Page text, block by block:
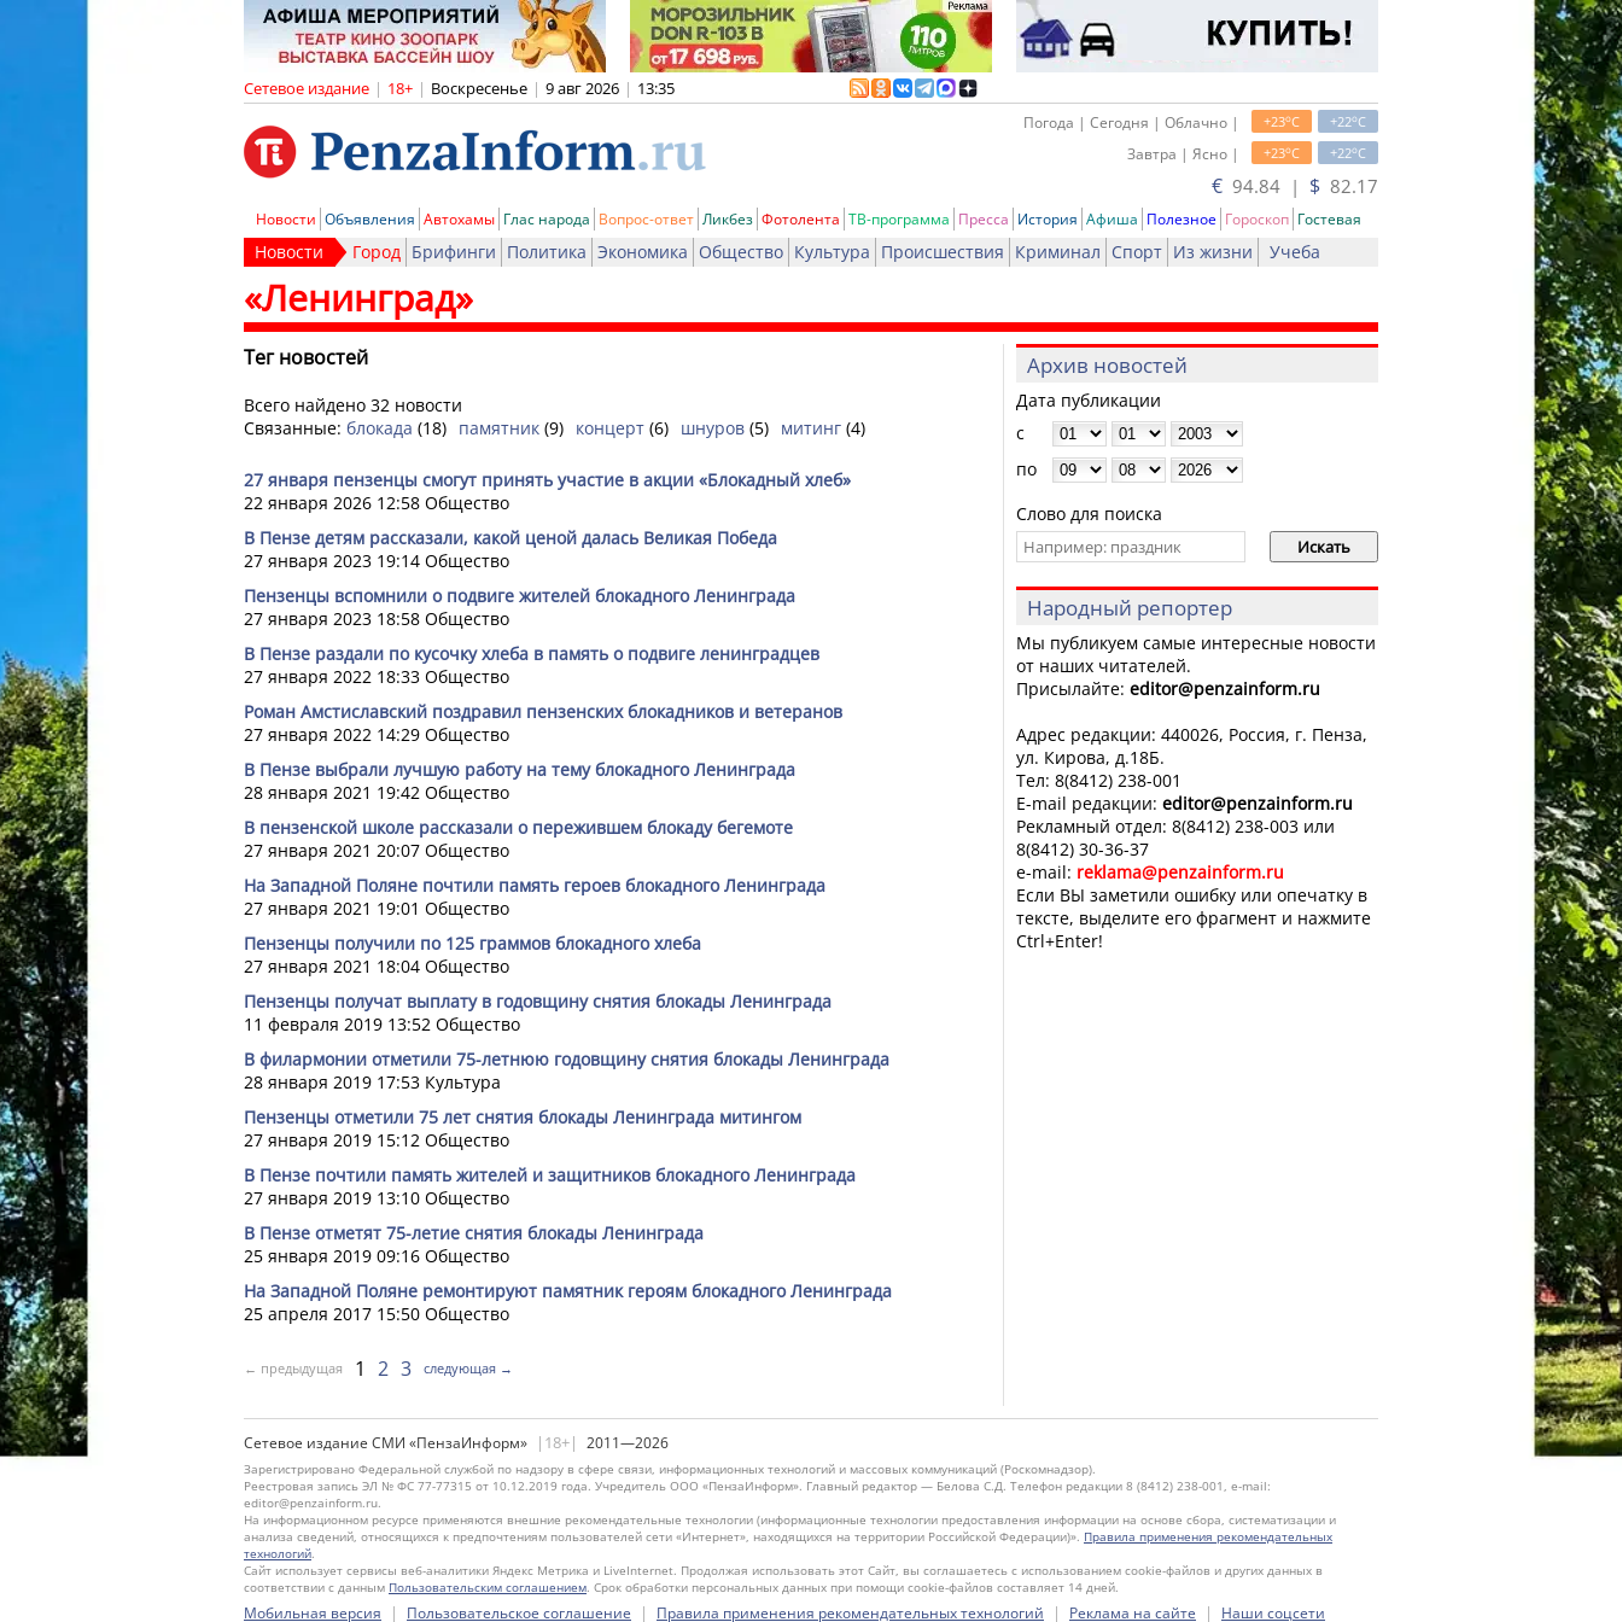
Сетевое издание | 18+ | Воскресенье | 9 авг 2026 | 13:35
+22oC
+23oC
Погода | Сегодня | Облачно |
+22oC
+23oC
Завтра | Ясно |
€ 94.84 | $ 82.17
Новости Объявления Автохамы Глас народа Вопрос-ответ Ликбез Фотолента ТВ-программа Пресса История Афиша Полезное Гороскоп Гостевая
Новости Город Брифинги Политика Экономика Общество Культура Происшествия Криминал Спорт Из жизни Учеба
«Ленинград»
Тег новостей
Всего найдено 32 новости
Связанные: блокада (18) памятник (9) концерт (6) шнуров (5) митинг (4)
27 января пензенцы смогут принять участие в акции «Блокадный хлеб»
22 января 2026 12:58 Общество
В Пензе детям рассказали, какой ценой далась Великая Победа
27 января 2023 19:14 Общество
Пензенцы вспомнили о подвиге жителей блокадного Ленинграда
27 января 2023 18:58 Общество
В Пензе раздали по кусочку хлеба в память о подвиге ленинградцев
27 января 2022 18:33 Общество
Роман Амстиславский поздравил пензенских блокадников и ветеранов
27 января 2022 14:29 Общество
В Пензе выбрали лучшую работу на тему блокадного Ленинграда
28 января 2021 19:42 Общество
В пензенской школе рассказали о пережившем блокаду бегемоте
27 января 2021 20:07 Общество
На Западной Поляне почтили память героев блокадного Ленинграда
27 января 2021 19:01 Общество
Пензенцы получили по 125 граммов блокадного хлеба
27 января 2021 18:04 Общество
Пензенцы получат выплату в годовщину снятия блокады Ленинграда
11 февраля 2019 13:52 Общество
В филармонии отметили 75-летнюю годовщину снятия блокады Ленинграда
28 января 2019 17:53 Культура
Пензенцы отметили 75 лет снятия блокады Ленинграда митингом
27 января 2019 15:12 Общество
В Пензе почтили память жителей и защитников блокадного Ленинграда
27 января 2019 13:10 Общество
В Пензе отметят 75-летие снятия блокады Ленинграда
25 января 2019 09:16 Общество
На Западной Поляне ремонтируют памятник героям блокадного Ленинграда
25 апреля 2017 15:50 Общество
← предыдущая 1 2 3 следующая →
Архив новостей
Дата публикации
с
по
Слово для поиска
Народный репортер
Мы публикуем самые интересные новости
от наших читателей.
Присылайте: editor@penzainform.ru
Адрес редакции: 440026, Россия, г. Пенза,
ул. Кирова, д.18Б.
Тел: 8(8412) 238-001
E-mail редакции: editor@penzainform.ru
Рекламный отдел: 8(8412) 238-003 или
8(8412) 30-36-37
e-mail: reklama@penzainform.ru
Если ВЫ заметили ошибку или опечатку в
тексте, выделите его фрагмент и нажмите
Ctrl+Enter!
Сетевое издание СМИ «ПензаИнформ» |18+| 2011—2026
Зарегистрировано Федеральной службой по надзору в сфере связи, информационных технологий и массовых коммуникаций (Роскомнадзор).
Реестровая запись ЭЛ № ФС 77-77315 от 10.12.2019 года. Учредитель ООО «ПензаИнформ». Главный редактор — Белова С.Д. Телефон редакции 8 (8412) 238-001, e-mail:
editor@penzainform.ru.
На информационном ресурсе применяются внешние рекомендательные технологии (информационные технологии предоставления информации на основе сбора, систематизации и
анализа сведений, относящихся к предпочтениям пользователей сети «Интернет», находящихся на территории Российской Федерации)». Правила применения рекомендательных
технологий.
Сайт использует сервисы веб-аналитики Яндекс Метрика и LiveInternet. Продолжая использовать этот Сайт, вы соглашаетесь с использованием cookie-файлов и других данных в
соответствии с данным Пользовательским соглашением. Срок обработки персональных данных при помощи cookie-файлов составляет 14 дней.
Мобильная версия | Пользовательское соглашение | Правила применения рекомендательных технологий | Реклама на сайте | Наши соцсети